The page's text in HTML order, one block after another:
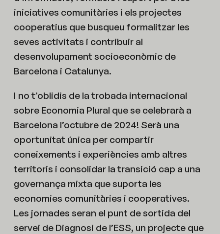
iniciatives comunitàries i els projectes
cooperatius que busqueu formalitzar les
seves activitats i contribuir al
desenvolupament socioeconòmic de
Barcelona i Catalunya.
I no t’oblidis de la trobada internacional
sobre Economia Plural que se celebrarà a
Barcelona l’octubre de 2024! Serà una
oportunitat única per compartir
coneixements i experiències amb altres
territoris i consolidar la transició cap a una
governança mixta que suporta les
economies comunitàries i cooperatives.
Les jornades seran el punt de sortida del
servei de Diagnosi de l’ESS, un projecte que